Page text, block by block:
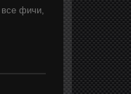
все фичи,